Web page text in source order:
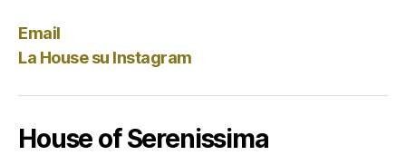
Email
La House su Instagram
House of Serenissima